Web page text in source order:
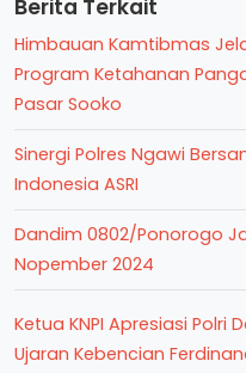
Berita Terkait
Himbauan Kamtibmas
Program Ketahanan
Pasar Sooko
Sinergi Polres Ngawi
Indonesia ASRI
Dandim 0802/Ponorogo
Nopember 2024
Ketua KNPI Apresiasi Polri
Ujaran Kebencian